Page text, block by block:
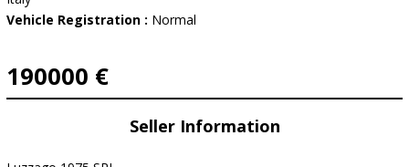
Vehicle Registration : Normal
190000 €
Seller Information